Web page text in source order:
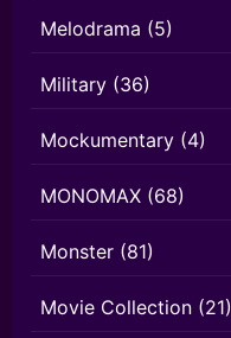
Melodrama (5)
Military (36)
Mockumentary (4)
MONOMAX (68)
Monster (81)
Movie Collection (21)